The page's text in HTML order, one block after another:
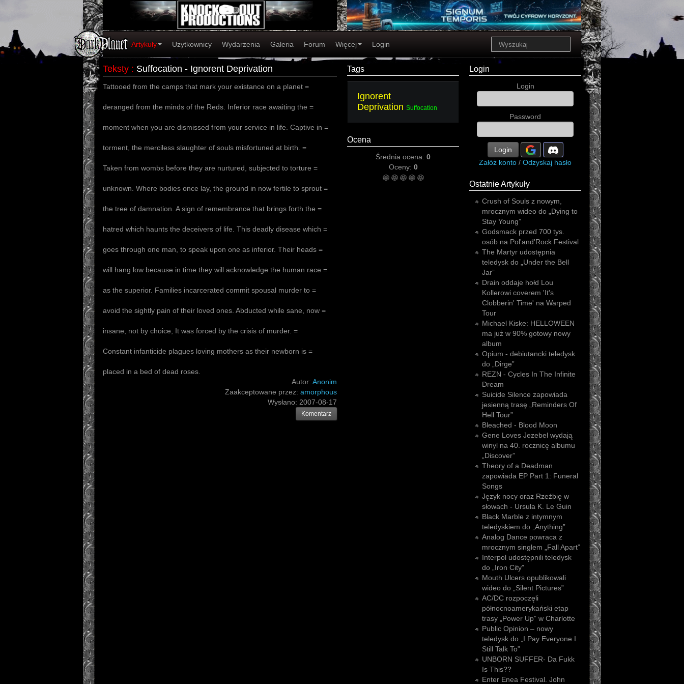
Artykuły Użytkownicy Wydarzenia Galeria Forum Więcej Login
Teksty : Suffocation - Ignorent Deprivation
Tattooed from the camps that mark your existance on a planet =
deranged from the minds of the Reds. Inferior race awaiting the =
moment when you are dismissed from your service in life. Captive in =
torment, the merciless slaughter of souls misfortuned at birth. =
Taken from wombs before they are nurtured, subjected to torture =
unknown. Where bodies once lay, the ground in now fertile to sprout =
the tree of damnation. A sign of remembrance that brings forth the =
hatred which haunts the deceivers of life. This deadly disease which =
goes through one man, to speak upon one as inferior. Their heads =
will hang low because in time they will acknowledge the human race =
as the superior. Families incarcerated commit spousal murder to =
avoid the sightly pain of their loved ones. Abducted while sane, now =
insane, not by choice, It was forced by the crisis of murder. =
Constant infanticide plagues loving mothers as their newborn is =
placed in a bed of dead roses.
Autor: Anonim
Zaakceptowane przez: amorphous
Wysłano: 2007-08-17
Komentarz
Tags
Ignorent
Deprivation Suffocation
Ocena
Średnia ocena: 0
Oceny: 0
Login
Login
Password
Login
Załóż konto / Odzyskaj hasło
Ostatnie Artykuły
Crush of Souls z nowym,
mrocznym wideo do „Dying to
Stay Young”
Godsmack przed 700 tys.
osób na Pol'and'Rock Festival
The Martyr udostępnia
teledysk do „Under the Bell
Jar”
Drain oddaje hołd Lou
Kollerowi coverem 'It's
Clobberin' Time' na Warped
Tour
Michael Kiske: HELLOWEEN
ma już w 90% gotowy nowy
album
Opium - debiutancki teledysk
do „Dirge”
REZN - Cycles In The Infinite
Dream
Suicide Silence zapowiada
jesienną trasę „Reminders Of
Hell Tour”
Bleached - Blood Moon
Gene Loves Jezebel wydają
winyl na 40. rocznicę albumu
„Discover”
Theory of a Deadman
zapowiada EP Part 1: Funeral
Songs
Język nocy oraz Rzeźbię w
słowach - Ursula K. Le Guin
Black Marble z intymnym
teledyskiem do „Anything”
Analog Dance powraca z
mrocznym singlem „Fall Apart”
Interpol udostępnili teledysk
do „Iron City”
Mouth Ulcers opublikowali
wideo do „Silent Pictures”
AC/DC rozpoczęli
północnoamerykański etap
trasy „Power Up” w Charlotte
Public Opinion – nowy
teledysk do „I Pay Everyone I
Still Talk To”
UNBORN SUFFER- Da Fukk
Is This??
Enter Enea Festival. John